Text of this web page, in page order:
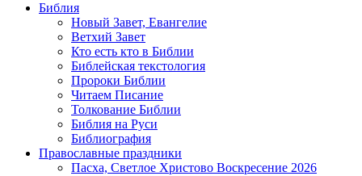
Библия
Новый Завет, Евангелие
Ветхий Завет
Кто есть кто в Библии
Библейская текстология
Пророки Библии
Читаем Писание
Толкование Библии
Библия на Руси
Библиография
Православные праздники
Пасха, Светлое Христово Воскресение 2026